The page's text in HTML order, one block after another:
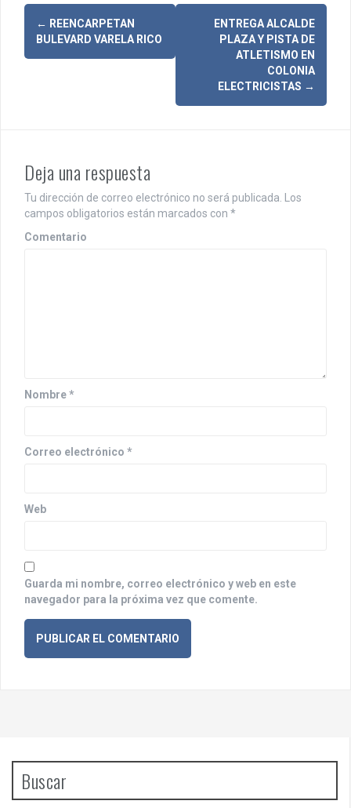
N
a
a
c
i
ó
n
r
d
s
← REENCARPETAN
BULEVARD VARELA RICO
ENTREGA ALCALDE
PLAZA Y PISTA DE
ATLETISMO EN
COLONIA
ELECTRICISTAS →
Deja una respuesta
Tu dirección de correo electrónico no será publicada. Los
campos obligatorios están marcados con *
Comentario
Nombre*
Correo electrónico *
Web
Guarda mi nombre, correo electrónico y web en este
navegador para la próxima vez que comente.
Buscar